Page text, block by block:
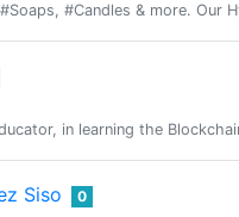
#Candles & more. Our
in learning the
Siso 0